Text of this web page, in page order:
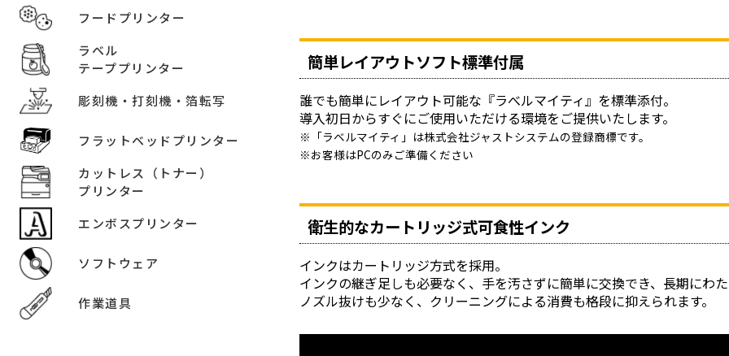
フードプリンター
ラベル
テーププリンター
彫刻機・打刻機・箔転写
フラットベッドプリンター
カットレス（トナー）
プリンター
エンボスプリンター
ソフトウェア
作業道具
簡単レイアウトソフト標準付属
誰でも簡単にレイアウト可能な『ラべルマイティ』を標準添付。
導入初日からすぐにご使用いただける環境をご提供いたします。
※「ラベルマイティ」は株式会社ジャストシステムの登録商標です。
※お客様はPCのみご準備ください
衛生的なカートリッジ式可食性インク
インクはカートリッジ方式を採用。
インクの継ぎ足しも必要なく、手を汚さずに簡単に交換でき、長期にわ
ノズル抜けも少なく、クリーニングによる消費も格段に抑えられます。